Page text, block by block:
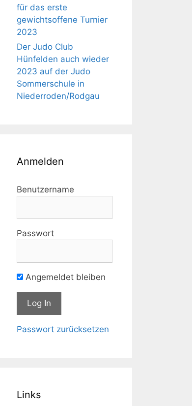
für das erste
gewichtsoffene Turnier
2023
Der Judo Club
Hünfelden auch wieder
2023 auf der Judo
Sommerschule in
Niederroden/Rodgau
Anmelden
Benutzername
Passwort
Angemeldet bleiben
Passwort zurücksetzen
Links